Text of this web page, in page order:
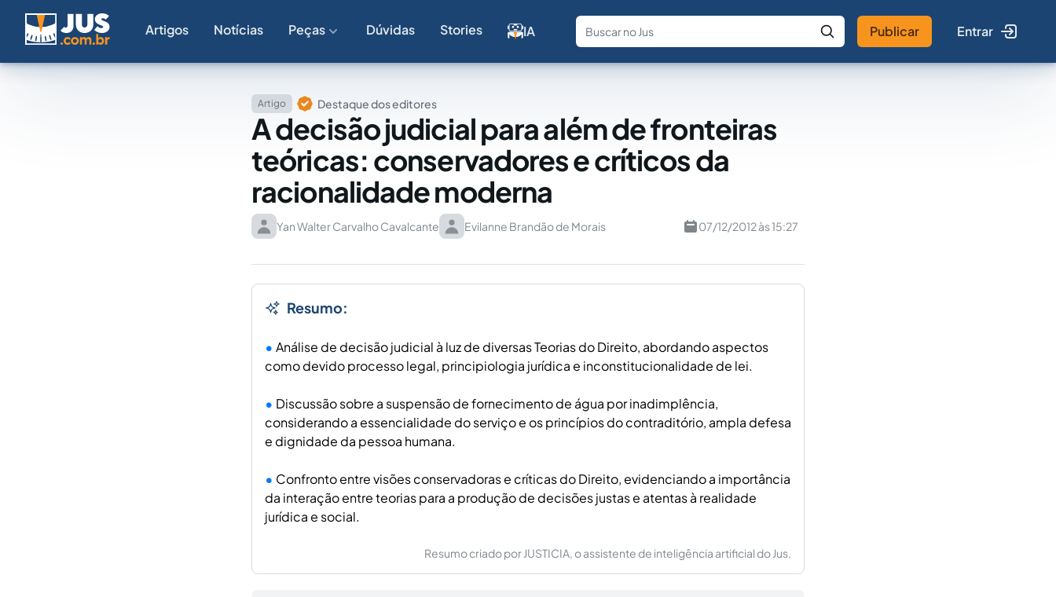
Artigos Notícias Peças Dúvidas Stories IA
Fale com a IA Buscar no Jus
Publicar Entrar
Artigo Destaque dos editores
A decisão judicial para além de fronteiras
teóricas: conservadores e críticos da
racionalidade moderna
Yan Walter Carvalho Cavalcante Evilanne Brandão de Morais 07/12/2012 às 15:27
Resumo:
Análise de decisão judicial à luz de diversas Teorias do Direito, abordando aspectos
como devido processo legal, principiologia jurídica e inconstitucionalidade de lei.
Discussão sobre a suspensão de fornecimento de água por inadimplência,
considerando a essencialidade do serviço e os princípios do contraditório, ampla defesa
e dignidade da pessoa humana.
Confronto entre visões conservadoras e críticas do Direito, evidenciando a importância
da interação entre teorias para a produção de decisões justas e atentas à realidade
jurídica e social.
Resumo criado por JUSTICIA, o assistente de inteligência artificial do Jus.